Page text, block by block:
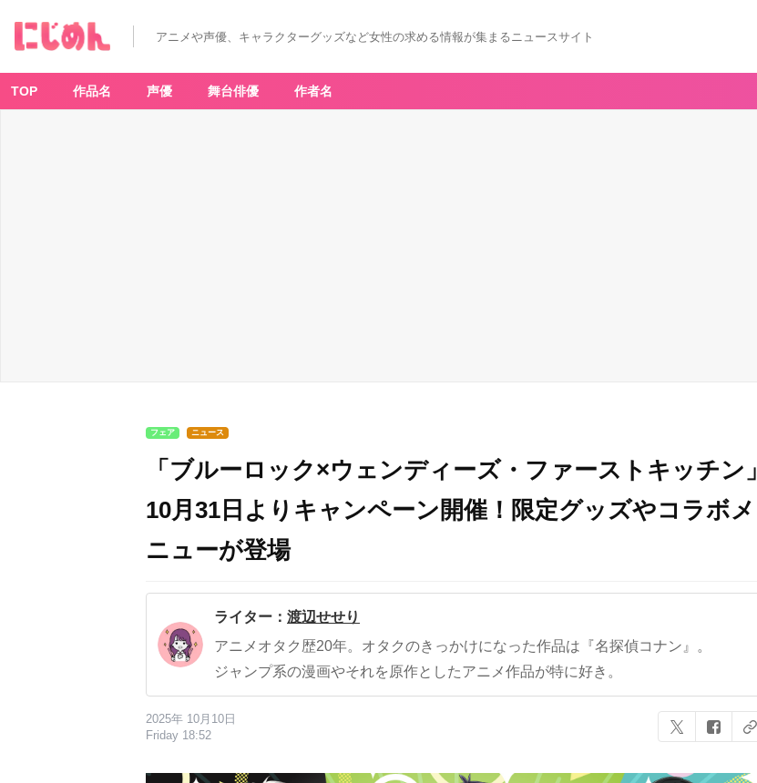
アニメや声優、キャラクターグッズなど女性の求める情報が集まるニュースサイト
TOP 作品名 声優 舞台俳優 作者名
フェア ニュース
「ブルーロック×ウェンディーズ・ファーストキッチン」
10月31日よりキャンペーン開催！限定グッズやコラボメ
ニューが登場
ライター： 渡辺せせり
アニメオタク歴20年。オタクのきっかけになった作品は『名探偵コナン』。
ジャンプ系の漫画やそれを原作としたアニメ作品が特に好き。
2025年 10月10日
Friday 18:52